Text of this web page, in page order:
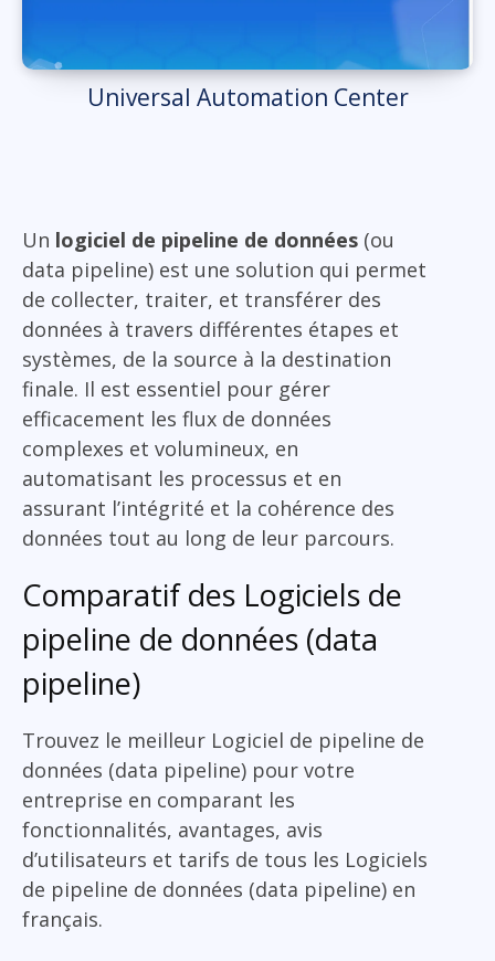
Universal Automation Center
Un logiciel de pipeline de données (ou
data pipeline) est une solution qui permet
de collecter, traiter, et transférer des
données à travers différentes étapes et
systèmes, de la source à la destination
finale. Il est essentiel pour gérer
efficacement les flux de données
complexes et volumineux, en
automatisant les processus et en
assurant l’intégrité et la cohérence des
données tout au long de leur parcours.
Comparatif des Logiciels de
pipeline de données (data
pipeline)
Trouvez le meilleur Logiciel de pipeline de
données (data pipeline) pour votre
entreprise en comparant les
fonctionnalités, avantages, avis
d’utilisateurs et tarifs de tous les Logiciels
de pipeline de données (data pipeline) en
français.